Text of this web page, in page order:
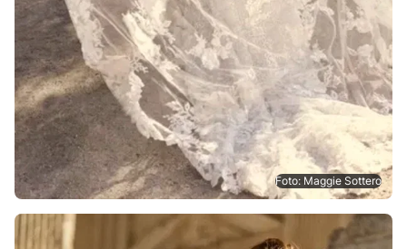
Foto: Maggie Sottero